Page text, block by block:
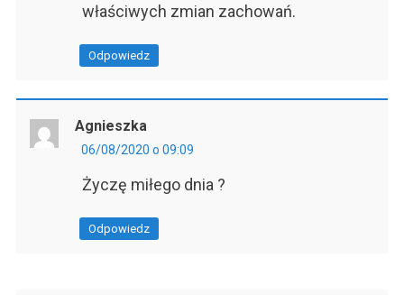
właściwych zmian zachowań.
Odpowiedz
Agnieszka
06/08/2020 o 09:09
Życzę miłego dnia ?
Odpowiedz